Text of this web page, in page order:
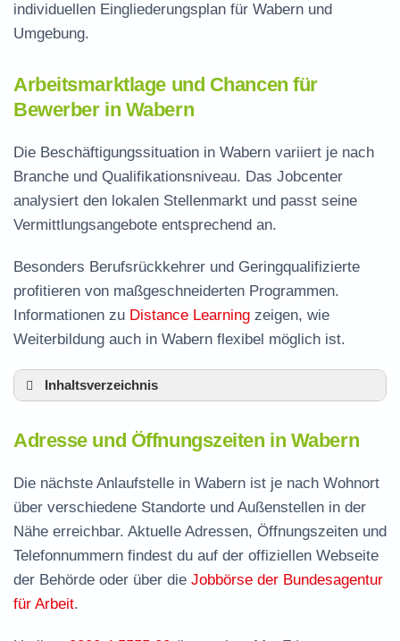
individuellen Eingliederungsplan für Wabern und
Umgebung.
Arbeitsmarktlage und Chancen für
Bewerber in Wabern
Die Beschäftigungssituation in Wabern variiert je nach
Branche und Qualifikationsniveau. Das Jobcenter
analysiert den lokalen Stellenmarkt und passt seine
Vermittlungsangebote entsprechend an.
Besonders Berufsrückkehrer und Geringqualifizierte
profitieren von maßgeschneiderten Programmen.
Informationen zu Distance Learning zeigen, wie
Weiterbildung auch in Wabern flexibel möglich ist.
Inhaltsverzeichnis
Leistungen der Arbeitsvermittlung in Wabern
Termin vereinbaren und Bürgergeld beantragen
Jobcenter Schwalm-Eder-Kreis – zuständige
Stelle
Stellenangebote und Jobbörse in Wabern
Häufige Fragen rund ums Jobcenter
Adresse und Öffnungszeiten in Wabern
Die nächste Anlaufstelle in Wabern ist je nach Wohnort
über verschiedene Standorte und Außenstellen in der
Nähe erreichbar. Aktuelle Adressen, Öffnungszeiten und
Telefonnummern findest du auf der offiziellen Webseite
der Behörde oder über die Jobbörse der Bundesagentur
für Arbeit.